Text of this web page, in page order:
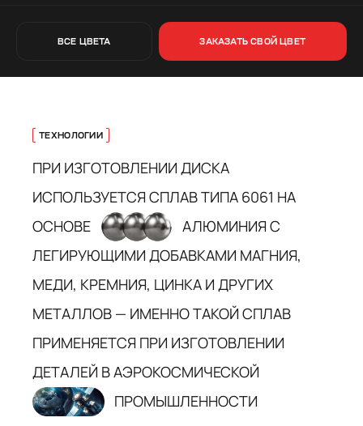
ВСЕ ЦВЕТА ЗАКАЗАТЬ СВОЙ ЦВЕТ
ТЕХНОЛОГИИ
ПРИ ИЗГОТОВЛЕНИИ ДИСКА
ИСПОЛЬЗУЕТСЯ СПЛАВ ТИПА 6061 НА
ОСНОВЕ
АЛЮМИНИЯ С
ЛЕГИРУЮЩИМИ ДОБАВКАМИ МАГНИЯ,
МЕДИ, КРЕМНИЯ, ЦИНКА И ДРУГИХ
МЕТАЛЛОВ — ИМЕННО ТАКОЙ СПЛАВ
ПРИМЕНЯЕТСЯ ПРИ ИЗГОТОВЛЕНИИ
ДЕТАЛЕЙ В АЭРОКОСМИЧЕСКОЙ
ПРОМЫШЛЕННОСТИ